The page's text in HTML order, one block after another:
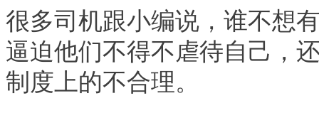
很多司机跟小编说，谁不想
逼迫他们不得不虐待自己，
制度上的不合理。